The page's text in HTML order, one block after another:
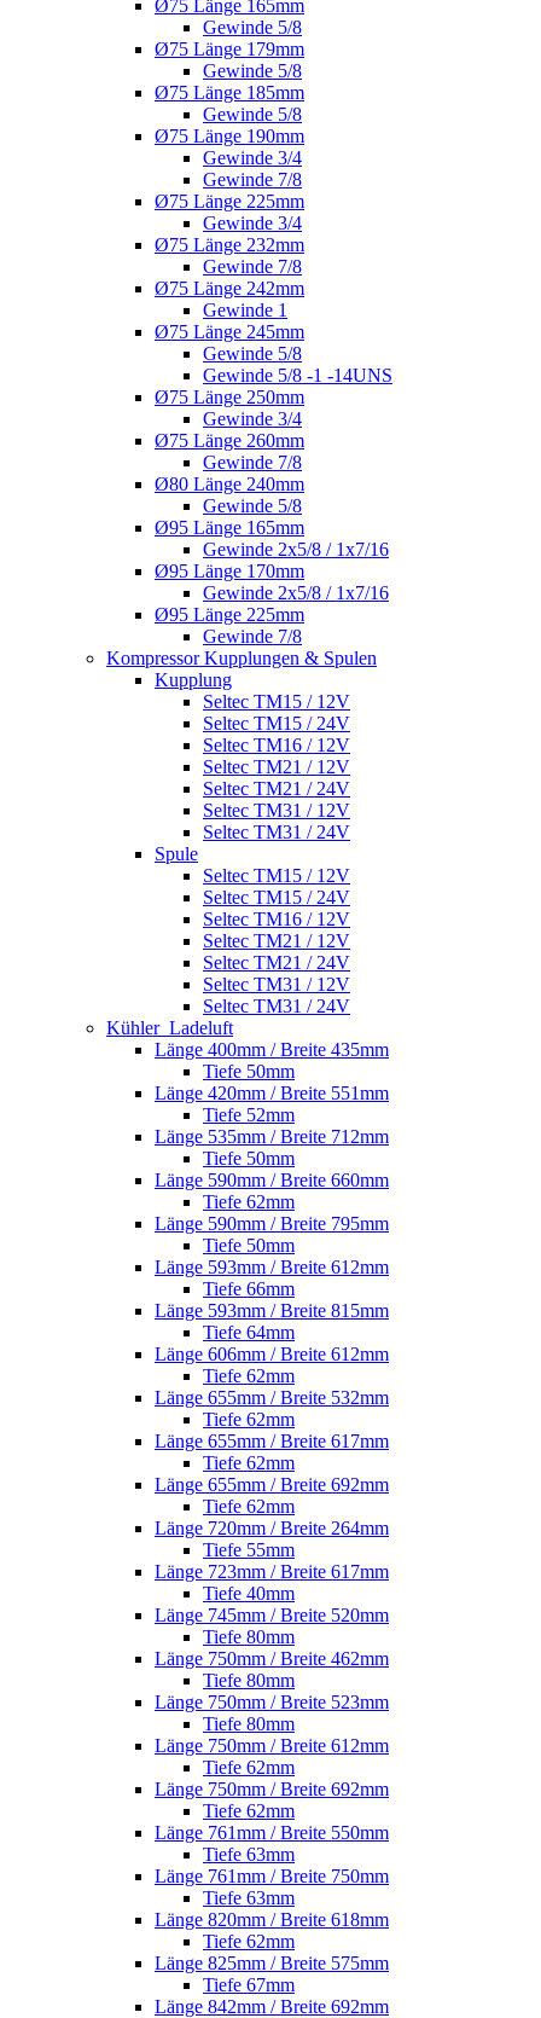
Ø75 Länge 165mm
Gewinde 5/8
Ø75 Länge 179mm
Gewinde 5/8
Ø75 Länge 185mm
Gewinde 5/8
Ø75 Länge 190mm
Gewinde 3/4
Gewinde 7/8
Ø75 Länge 225mm
Gewinde 3/4
Ø75 Länge 232mm
Gewinde 7/8
Ø75 Länge 242mm
Gewinde 1
Ø75 Länge 245mm
Gewinde 5/8
Gewinde 5/8 -1 -14UNS
Ø75 Länge 250mm
Gewinde 3/4
Ø75 Länge 260mm
Gewinde 7/8
Ø80 Länge 240mm
Gewinde 5/8
Ø95 Länge 165mm
Gewinde 2x5/8 / 1x7/16
Ø95 Länge 170mm
Gewinde 2x5/8 / 1x7/16
Ø95 Länge 225mm
Gewinde 7/8
Kompressor Kupplungen & Spulen
Kupplung
Seltec TM15 / 12V
Seltec TM15 / 24V
Seltec TM16 / 12V
Seltec TM21 / 12V
Seltec TM21 / 24V
Seltec TM31 / 12V
Seltec TM31 / 24V
Spule
Seltec TM15 / 12V
Seltec TM15 / 24V
Seltec TM16 / 12V
Seltec TM21 / 12V
Seltec TM21 / 24V
Seltec TM31 / 12V
Seltec TM31 / 24V
Kühler_Ladeluft
Länge 400mm / Breite 435mm
Tiefe 50mm
Länge 420mm / Breite 551mm
Tiefe 52mm
Länge 535mm / Breite 712mm
Tiefe 50mm
Länge 590mm / Breite 660mm
Tiefe 62mm
Länge 590mm / Breite 795mm
Tiefe 50mm
Länge 593mm / Breite 612mm
Tiefe 66mm
Länge 593mm / Breite 815mm
Tiefe 64mm
Länge 606mm / Breite 612mm
Tiefe 62mm
Länge 655mm / Breite 532mm
Tiefe 62mm
Länge 655mm / Breite 617mm
Tiefe 62mm
Länge 655mm / Breite 692mm
Tiefe 62mm
Länge 720mm / Breite 264mm
Tiefe 55mm
Länge 723mm / Breite 617mm
Tiefe 40mm
Länge 745mm / Breite 520mm
Tiefe 80mm
Länge 750mm / Breite 462mm
Tiefe 80mm
Länge 750mm / Breite 523mm
Tiefe 80mm
Länge 750mm / Breite 612mm
Tiefe 62mm
Länge 750mm / Breite 692mm
Tiefe 62mm
Länge 761mm / Breite 550mm
Tiefe 63mm
Länge 761mm / Breite 750mm
Tiefe 63mm
Länge 820mm / Breite 618mm
Tiefe 62mm
Länge 825mm / Breite 575mm
Tiefe 67mm
Länge 842mm / Breite 692mm